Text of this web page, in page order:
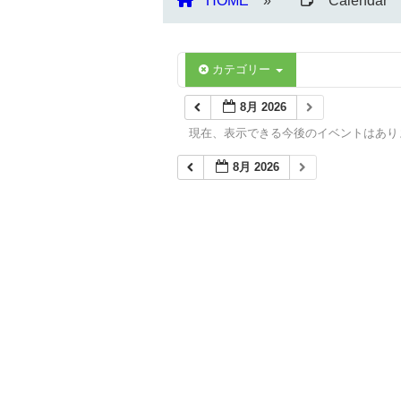
カテゴリー
8月 2026
現在、表示できる今後のイベントはあ
8月 2026